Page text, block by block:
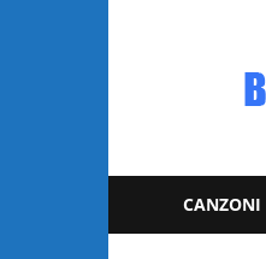
video
CANZONI